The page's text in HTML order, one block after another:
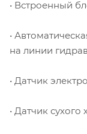
• Встроенный
•
на линии
• Датчик
• Датчик сухого